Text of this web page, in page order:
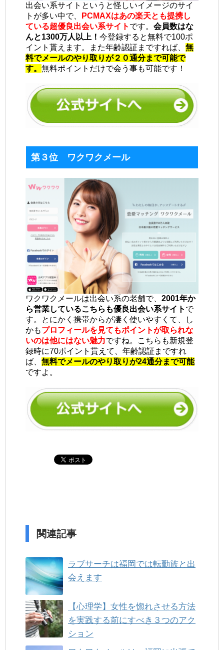
出会い系サイトというと怪しいイメージのサイ
トが多い中で、
PCMAXはあの楽天とも提携し
ている超優良出会い系サイト です。 会員数はな
んと1300万人以上！ 今登録すると無料で100ポ
イント貰えます。また年齢認証まですれば、 無
料でメールのやり取りが２０通分まで可能で
す。 無料ポイントだけで会う事も可能です！
第３位 ワクワクメール
ワクワクメールは出会い系の老舗で、 2001年か
ら営業しているこちらも優良出会い系サイト で
す。とにかく携帯からが凄く使いやすくて、し
かもプロフィールを見てもポイントが取られな
いのは他にはない魅力ですね。こちらも新規登
録時に70ポイント貰えて、年齢認証まですれ
ば、 無料でメールのやり取りが24通分まで可能
ですよ。
関連記事
ラブサーチは福岡では転勤族と出
会えます
【心理学】女性を惚れさせる方法
を実践する前にすべき３つのアク
ション